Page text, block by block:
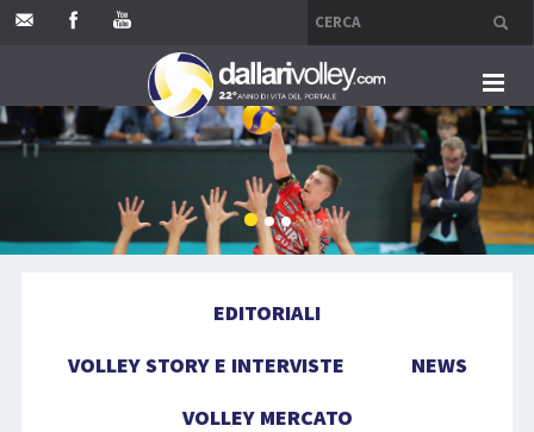
HOME
EDITORIALI
VOLLEY MERCATO
EDITORIALI
VOLLEY STORY E INTERVISTE
NEWS
VOLLEY MERCATO